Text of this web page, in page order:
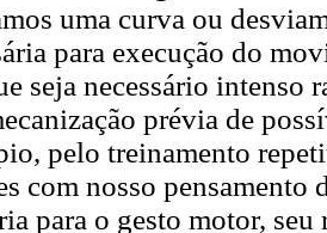
uma curva ou
para execução do
seja necessário
prévia de
pelo treinamento
com nosso
para o gesto motor,